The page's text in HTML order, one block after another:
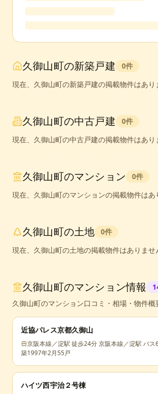
久御山町の新築戸建 0件
現在、 久御山町の新築戸建の掲載物件はあり
久御山町の中古戸建 0件
現在、 久御山町の中古戸建の掲載物件はあり
久御山町のマンション 0件
現在、 久御山町のマンションの掲載物件はあ
久御山町の土地 0件
現在、 久御山町の土地の掲載物件はありませ
久御山町のマンション情報
久御山町のマンション口コミ・相場・物件概
近協パレス京都久御山
京阪本線／淀駅 徒歩24分 京阪本線／淀駅 バス
築1997年2月55戸
ハイツ西宇治２号棟